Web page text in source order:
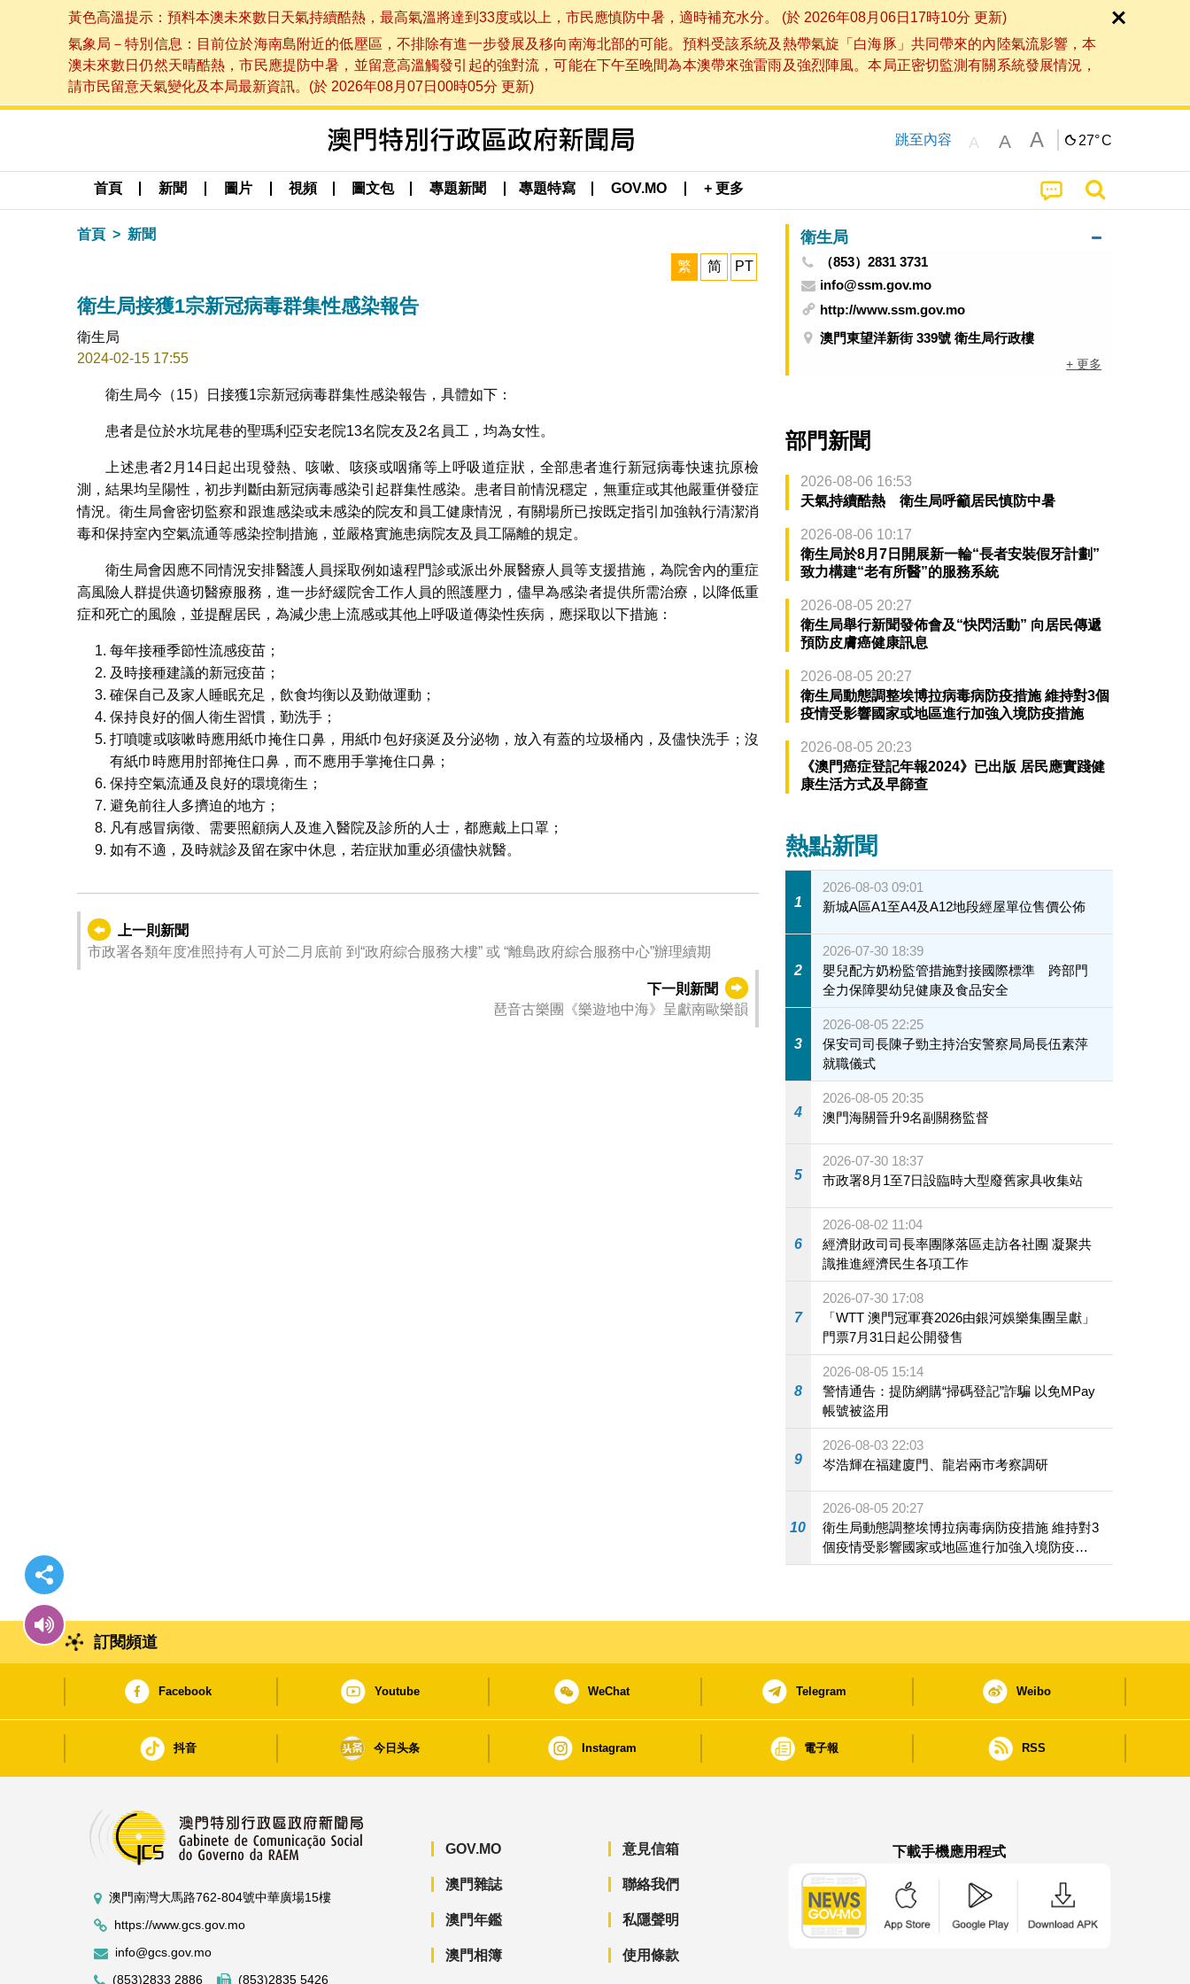
黃色高溫提示：預料本澳未來數日天氣持續酷熱，最高氣溫將達到33度或以上，市民應慎防中暑，適時補充水分。 (於 2026年08月06日17時10分 更新)
氣象局－特別信息：目前位於海南島附近的低壓區，不排除有進一步發展及移向南海北部的可能。預料受該系統及熱帶氣旋「白海豚」共同帶來的內陸氣流影響，本
澳未來數日仍然天晴酷熱，市民應提防中暑，並留意高溫觸發引起的強對流，可能在下午至晚間為本澳帶來強雷雨及強烈陣風。本局正密切監測有關系統發展情況，
請市民留意天氣變化及本局最新資訊。(於 2026年08月07日00時05分 更新)
跳至內容 A A A 27°C
首頁 新聞 圖片 視頻 圖文包 專題新聞 專題特寫 GOV.MO + 更多
首頁 新聞
繁 简 PT
衛生局接獲1宗新冠病毒群集性感染報告
衛生局
2024-02-15 17:55
衛生局今（15）日接獲1宗新冠病毒群集性感染報告，具體如下：
患者是位於水坑尾巷的聖瑪利亞安老院13名院友及2名員工，均為女性。
上述患者2月14日起出現發熱、咳嗽、咳痰或咽痛等上呼吸道症狀，全部患者進行新冠病毒快速抗原檢
測，結果均呈陽性，初步判斷由新冠病毒感染引起群集性感染。患者目前情況穩定，無重症或其他嚴重併發症
情況。衛生局會密切監察和跟進感染或未感染的院友和員工健康情況，有關場所已按既定指引加強執行清潔消
毒和保持室內空氣流通等感染控制措施，並嚴格實施患病院友及員工隔離的規定。
衛生局會因應不同情況安排醫護人員採取例如遠程門診或派出外展醫療人員等支援措施，為院舍內的重症
高風險人群提供適切醫療服務，進一步紓緩院舍工作人員的照護壓力，儘早為感染者提供所需治療，以降低重
症和死亡的風險，並提醒居民，為減少患上流感或其他上呼吸道傳染性疾病，應採取以下措施：
每年接種季節性流感疫苗；
及時接種建議的新冠疫苗；
確保自己及家人睡眠充足，飲食均衡以及勤做運動；
保持良好的個人衛生習慣，勤洗手；
打噴嚏或咳嗽時應用紙巾掩住口鼻，用紙巾包好痰涎及分泌物，放入有蓋的垃圾桶內，及儘快洗手；沒
有紙巾時應用肘部掩住口鼻，而不應用手掌掩住口鼻；
保持空氣流通及良好的環境衛生；
避免前往人多擠迫的地方；
凡有感冒病徵、需要照顧病人及進入醫院及診所的人士，都應戴上口罩；
如有不適，及時就診及留在家中休息，若症狀加重必須儘快就醫。
上一則新聞
市政署各類年度准照持有人可於二月底前 到“政府綜合服務大樓” 或 “離島政府綜合服務中心”辦理續期
下一則新聞
琶音古樂團《樂遊地中海》呈獻南歐樂韻
衛生局
（853）2831 3731
info@ssm.gov.mo
http://www.ssm.gov.mo
澳門東望洋新街 339號 衛生局行政樓
+ 更多
部門新聞
2026-08-06 16:53
天氣持續酷熱 衛生局呼籲居民慎防中暑
2026-08-06 10:17
衛生局於8月7日開展新一輪“長者安裝假牙計劃”
致力構建“老有所醫”的服務系統
2026-08-05 20:27
衛生局舉行新聞發佈會及“快閃活動” 向居民傳遞
預防皮膚癌健康訊息
2026-08-05 20:27
衛生局動態調整埃博拉病毒病防疫措施 維持對3個
疫情受影響國家或地區進行加強入境防疫措施
2026-08-05 20:23
《澳門癌症登記年報2024》已出版 居民應實踐健
康生活方式及早篩查
熱點新聞
1
2026-08-03 09:01
新城A區A1至A4及A12地段經屋單位售價公佈
2
2026-07-30 18:39
嬰兒配方奶粉監管措施對接國際標準 跨部門
全力保障嬰幼兒健康及食品安全
3
2026-08-05 22:25
保安司司長陳子勁主持治安警察局局長伍素萍
就職儀式
4
2026-08-05 20:35
澳門海關晉升9名副關務監督
5
2026-07-30 18:37
市政署8月1至7日設臨時大型廢舊家具收集站
6
2026-08-02 11:04
經濟財政司司長率團隊落區走訪各社團 凝聚共
識推進經濟民生各項工作
7
2026-07-30 17:08
「WTT 澳門冠軍賽2026由銀河娛樂集團呈獻」
門票7月31日起公開發售
8
2026-08-05 15:14
警情通告：提防網購“掃碼登記”詐騙 以免MPay
帳號被盜用
9
2026-08-03 22:03
岑浩輝在福建廈門、龍岩兩市考察調研
10
2026-08-05 20:27
衛生局動態調整埃博拉病毒病防疫措施 維持對3
個疫情受影響國家或地區進行加強入境防疫措
施
訂閱頻道
Facebook Youtube WeChat Telegram Weibo
抖音 今日头条 Instagram 電子報 RSS
澳門南灣大馬路762-804號中華廣場15樓
https://www.gcs.gov.mo
info@gcs.gov.mo
(853)2833 2886
(853)2835 5426
GOV.MO
澳門雜誌
澳門年鑑
澳門相簿
意見信箱
聯絡我們
私隱聲明
使用條款
下載手機應用程式